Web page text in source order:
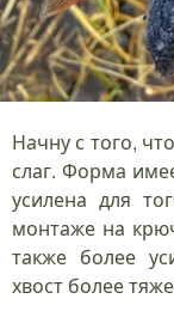
Начну с того,
слаг. Форма
усилена для
монтаже на
также более
хвост более